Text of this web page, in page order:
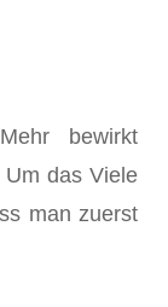
bewirkt
das Viele
man zuerst